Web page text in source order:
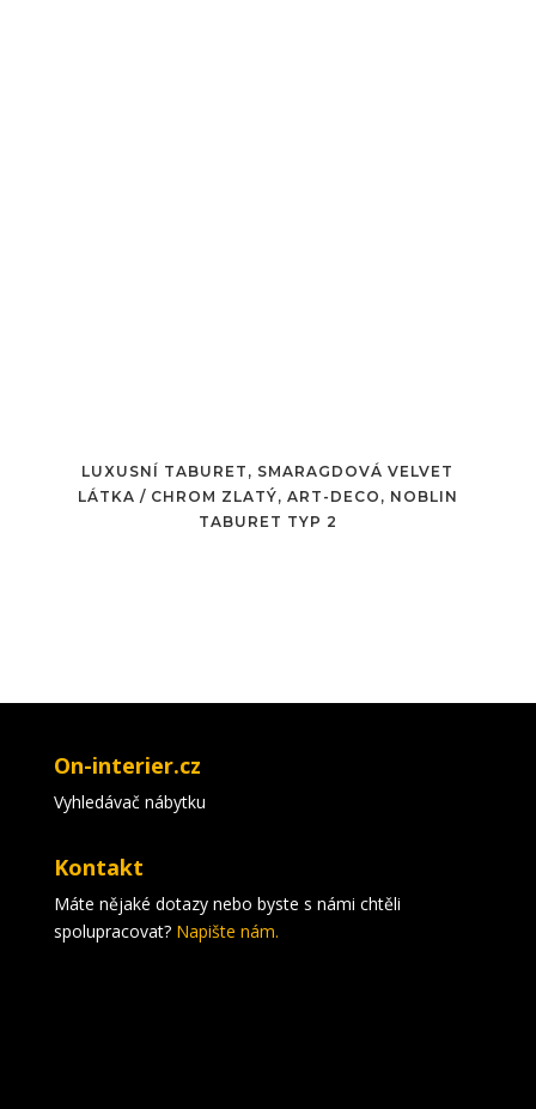
LUXUSNÍ TABURET, SMARAGDOVÁ VELVET
LÁTKA / CHROM ZLATÝ, ART-DECO, NOBLIN
TABURET TYP 2
On-interier.cz
Vyhledávač nábytku
Kontakt
Máte nějaké dotazy nebo byste s námi chtěli
spolupracovat? Napište nám.